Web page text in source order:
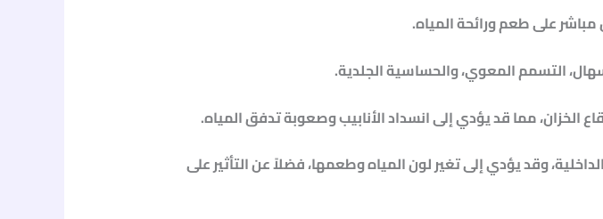
على طعم ورائحة المياه.
التسمم المعوي، والحساسية الجلدية.
مما قد يؤدي إلى انسداد الأنابيب وصعوبة تدفق المياه.
وقد يؤدي إلى تغير لون المياه وطعمها، فضلاً عن التأثير على